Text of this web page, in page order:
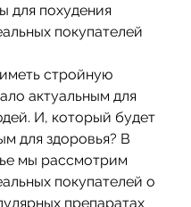
для похудения
покупателей
стройную
актуальным для
И, который будет
для здоровья? В
мы рассмотрим
покупателей о
препаратах